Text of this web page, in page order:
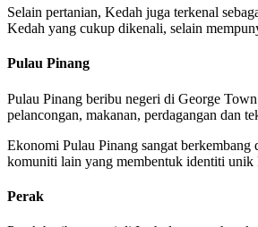
Selain pertanian, Kedah juga terkenal
Kedah yang cukup dikenali, selain
Pulau Pinang
Pulau Pinang beribu negeri di George
pelancongan, makanan, perdagangan dan
Ekonomi Pulau Pinang sangat
komuniti lain yang membentuk identiti unik
Perak